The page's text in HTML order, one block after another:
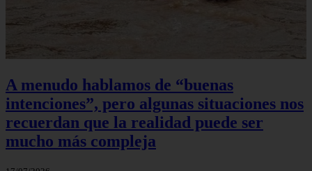
A menudo hablamos de “buenas
intenciones”, pero algunas situaciones nos
recuerdan que la realidad puede ser
mucho más compleja